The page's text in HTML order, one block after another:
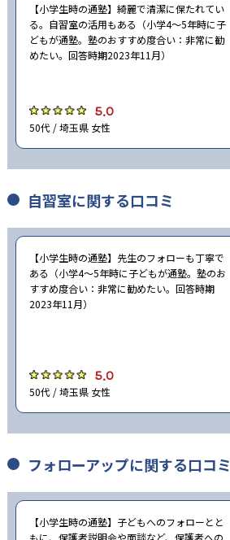
【小学生時の通塾】綺麗で清潔に保たれてい
る。自習室の活用もある（小学4〜5年時に子
どもが通塾。塾のおすすめ度合い：非常に勧
めたい。回答時期2023年11月）
5.0
50代 / 埼玉県 女性
自習室に関する口コミ
【小学生時の通塾】先生のフォローも丁寧で
ある（小学4〜5年時に子どもが通塾。塾のお
すすめ度合い：非常に勧めたい。回答時期
2023年11月）
5.0
50代 / 埼玉県 女性
フォローアップに関する口コミ
【小学生時の通塾】子どもへのフォローとと
もに、保護者説明会や面談など、保護者への